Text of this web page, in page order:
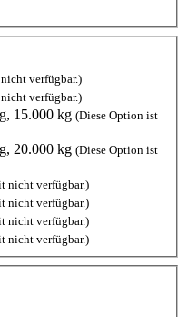
verfügbar.)
verfügbar.)
15.000 kg (Diese Option ist
20.000 kg (Diese Option ist
nicht verfügbar.)
nicht verfügbar.)
nicht verfügbar.)
nicht verfügbar.)